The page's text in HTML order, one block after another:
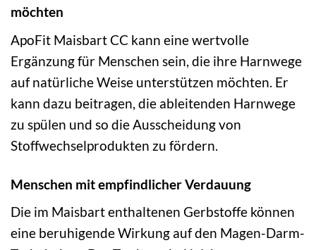
möchten
ApoFit Maisbart CC kann eine wertvolle
Ergänzung für Menschen sein, die ihre Harnwege
auf natürliche Weise unterstützen möchten. Er
kann dazu beitragen, die ableitenden Harnwege
zu spülen und so die Ausscheidung von
Stoffwechselprodukten zu fördern.
Menschen mit empfindlicher Verdauung
Die im Maisbart enthaltenen Gerbstoffe können
eine beruhigende Wirkung auf den Magen-Darm-